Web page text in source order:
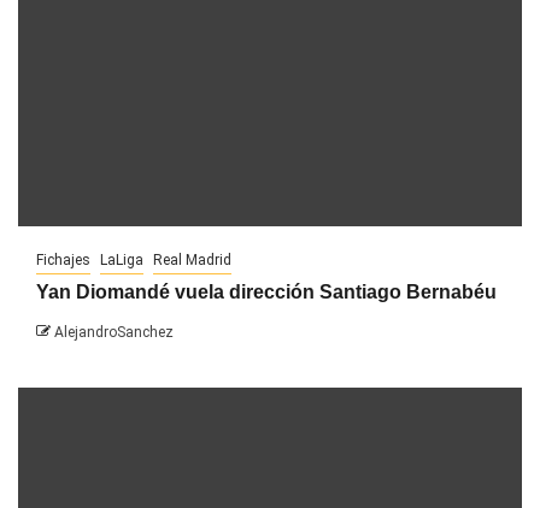
Fichajes LaLiga Real Madrid
Yan Diomandé vuela dirección Santiago Bernabéu
AlejandroSanchez